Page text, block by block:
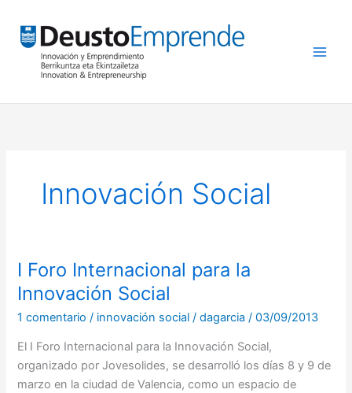
contenido
Innovación Social
I Foro Internacional para la
Innovación Social
1 comentario / innovación social /dagarcia/03/09/2013
El I Foro Internacional para la Innovación Social,
organizado por Jovesolides, se desarrolló los días 8 y 9 de
marzo en la ciudad de Valencia, como un espacio de
I
Foro
Internacional
para
la
Innovación
Social